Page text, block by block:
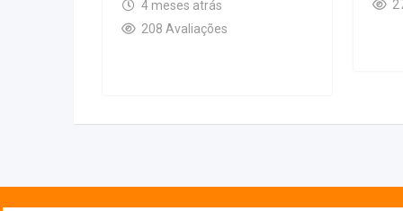
4 meses atrás
208 Avaliações